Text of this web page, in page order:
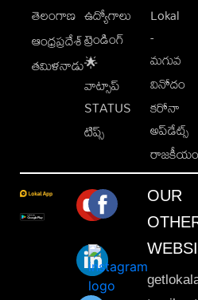
తెలంగాణ
ఆంధ్రప్రదేశ్
తమిళనాడు
ఉద్యోగాలు
ట్రెండింగ్
🌟
వాట్సాప్
STATUS
టిప్స్
Lokal
-
మగువ
వినోదం
కరోనా
అప్‌డేట్స్
రాజకీయం
OUR